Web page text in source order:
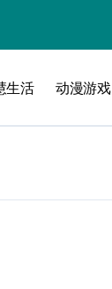
生活 动漫游戏